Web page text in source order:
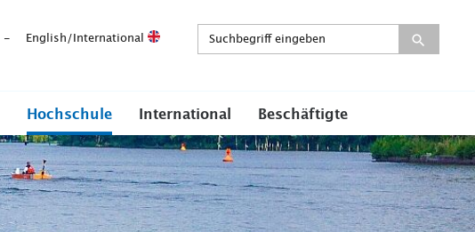
- English/International
Hochschule International Beschäftigte